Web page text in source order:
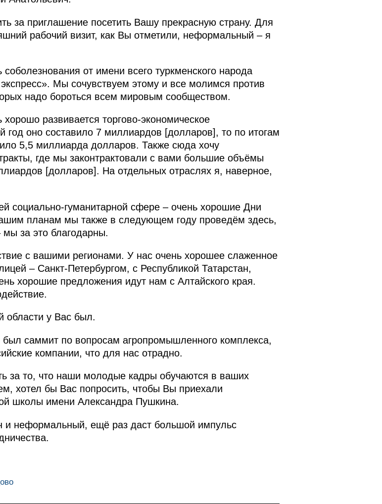
за приглашение посетить Вашу прекрасную страну. Для
рабочий визит, как Вы отметили, неформальный – я
от имени всего туркменского народа
Мы сочувствуем этому и все молимся против
надо бороться всем мировым сообществом.
развивается торгово-экономическое
год оно составило 7 миллиардов [долларов], то по итогам
5,5 миллиарда долларов. Также сюда хочу
где мы законтрактовали с вами большие объёмы
[долларов]. На отдельных отраслях я, наверное,
социально-гуманитарной сфере – очень хорошие Дни
планам мы также в следующем году проведём здесь,
за это благодарны.
с вашими регионами. У нас очень хорошее слаженное
– Санкт-Петербургом, с Республикой Татарстан,
хорошие предложения идут нам с Алтайского края.
области у Вас был.
был саммит по вопросам агропромышленного комплекса,
компании, что для нас отрадно.
за то, что наши молодые кадры обучаются в ваших
хотел бы Вас попросить, чтобы Вы приехали
школы имени Александра Пушкина.
и неформальный, ещё раз даст большой импульс